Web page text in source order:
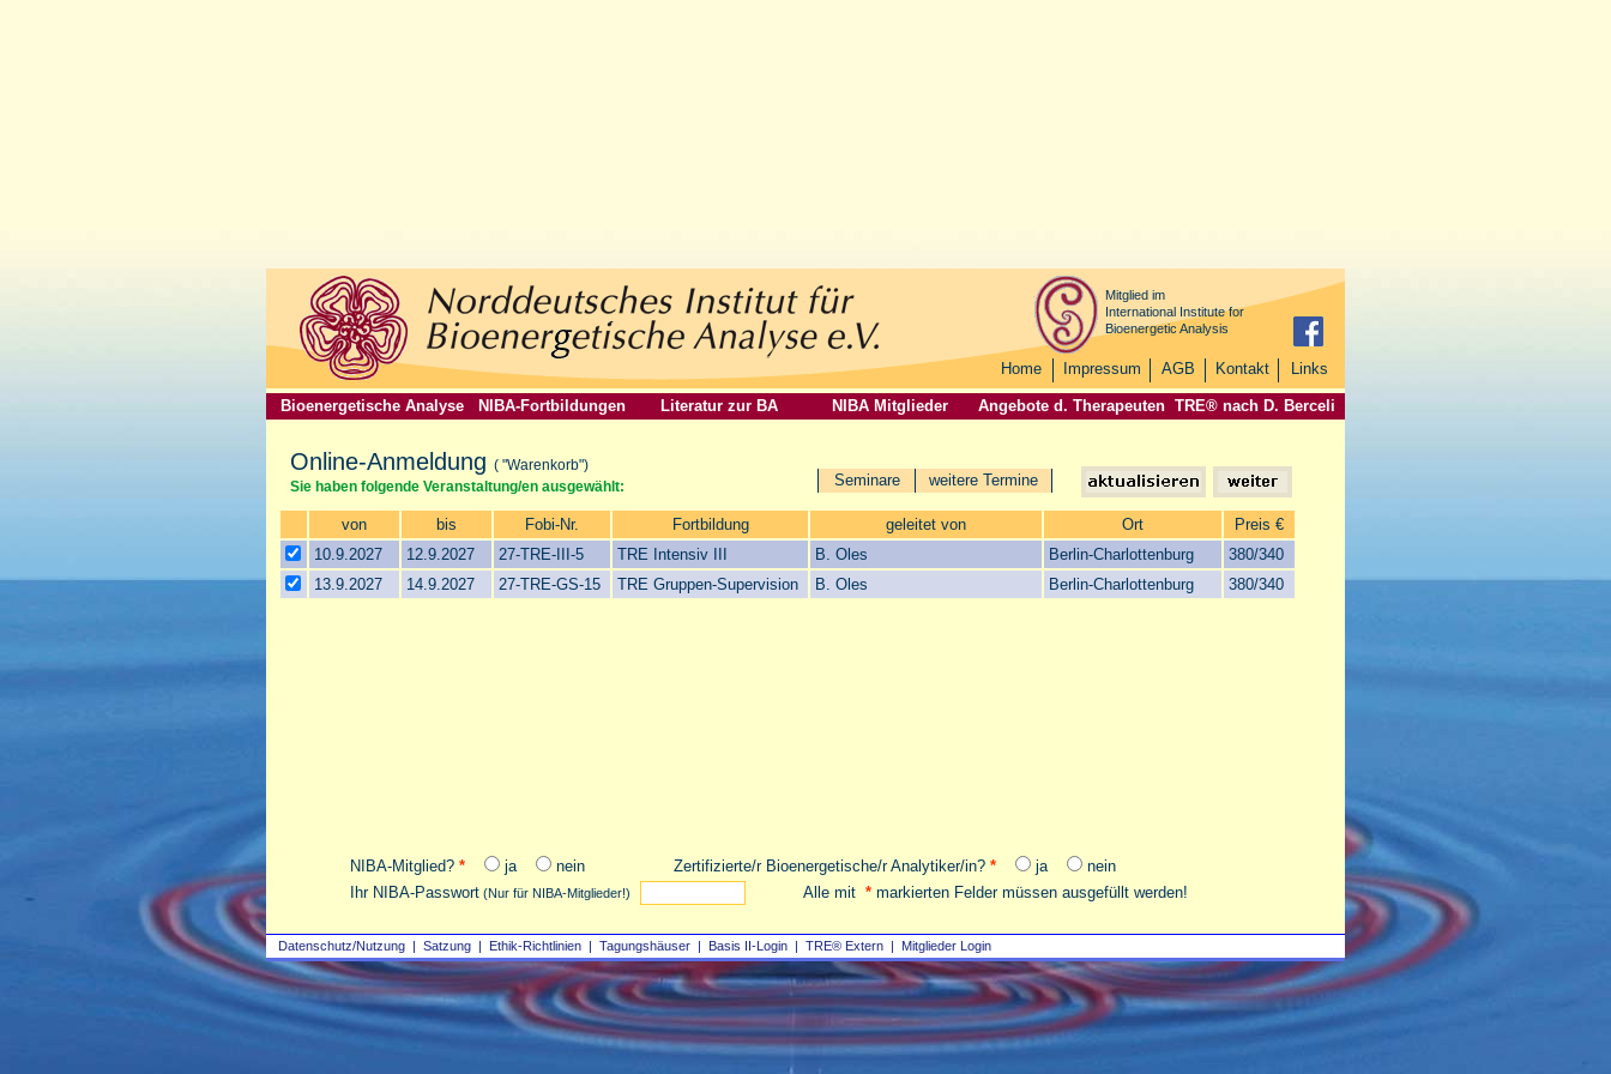
Datenschutz/Nutzung | Satzung | Ethik-Richtlinien | Tagungshäuser | Basis II‑Login | TRE® Extern | Mitglieder Login
Mitglied im
International Institute for
Bioenergetic Analysis
Home Impressum AGB Kontakt Links
Bioenergetische Analyse NIBA-Fortbildungen Literatur zur BA NIBA Mitglieder Angebote d. Therapeuten TRE® nach D. Berceli
Online-Anmeldung ( "Warenkorb")
von bis Fobi-Nr. Fortbildung geleitet von Ort
Preis €
10.9.2027
12.9.2027 27-TRE-III-5 TRE Intensiv III B. Oles Berlin-Charlottenburg
380/340
13.9.2027
14.9.2027 27-TRE-GS-15 TRE Gruppen-Supervision B. Oles Berlin-Charlottenburg 380/340
weitere Termine
Seminare
NIBA-Mitglied? * ja nein Zertifizierte/r Bioenergetische/r Analytiker/in? * ja
nein
Ihr NIBA-Passwort (Nur für NIBA-Mitglieder!) Alle mit * markierten Felder müssen ausgefüllt werden!
Sie haben folgende Veranstaltung/en ausgewählt: